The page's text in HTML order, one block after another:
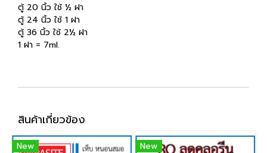
ตู้ 20 นิ้ว ใช้ ½ ฝา
ตู้ 24 นิ้ว ใช้ 1 ฝา
ตู้ 36 นิ้ว ใช้ 2½ ฝา
1 ฝา = 7ml.
สินค้าเกี่ยวข้อง
New New